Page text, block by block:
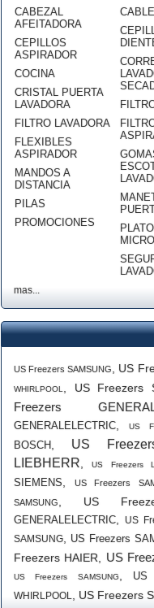
CABEZAL
AFEITADORA
CEPILLOS
ASPIRADOR
COCINA
CRISTAL PUERTA
LAVADORA
FILTRO LAVADORA
FLEXIBLES
ASPIRADOR
MANDOS A
DISTANCIA
PILAS
PROMOCIONES
mas...
US Freezers SAMSUNG US
WHIRLPOOL US Freezers
Freezers
GENERALELECTRIC
US
BOSCH
US
LIEBHERR ,US Freezers
SIEMENS
US Freezers
SAMSUNG
US
GENERALELECTRIC
US
SAMSUNG
US Freezers
Freezers HAIER
US
US Freezers SAMSUNG US
WHIRLPOOL
US Freezers